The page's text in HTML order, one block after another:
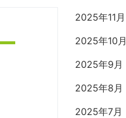
2025年11月
2025年10月
2025年9月
2025年8月
2025年7月